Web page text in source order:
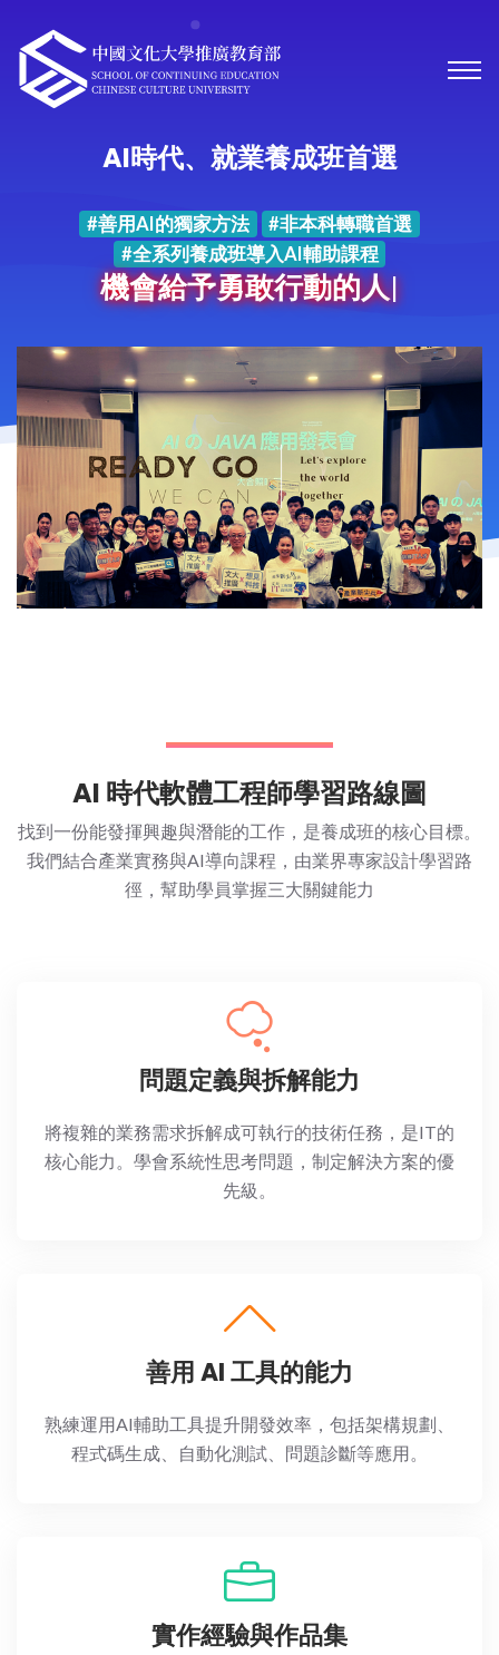
AI時代、就業養成班首選
#善用AI的獨家方法
#非本科轉職首選
#全系列養成班導入AI輔助課程
機會給予勇敢行動的人
AI 時代軟體工程師學習路線圖
找到一份能發揮興趣與潛能的工作，是養成班的核心目標。
我們結合產業實務與AI導向課程，由業界專家設計學習路
徑，幫助學員掌握三大關鍵能力
問題定義與拆解能力
將複雜的業務需求拆解成可執行的技術任務，是IT的
核心能力。學會系統性思考問題，制定解決方案的優
先級。
善用 AI 工具的能力
熟練運用AI輔助工具提升開發效率，包括架構規劃、
程式碼生成、自動化測試、問題診斷等應用。
實作經驗與作品集